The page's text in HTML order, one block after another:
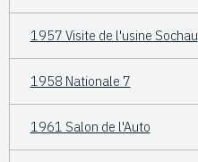
1957 Visite de l'usine Sochau
1958 Nationale 7
1961 Salon de l'Auto